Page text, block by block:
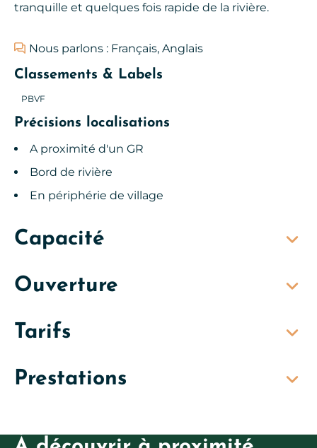
tranquille et quelques fois rapide de la rivière.
Nous parlons : Français, Anglais
Classements & Labels
PBVF
Précisions localisations
A proximité d'un GR
Bord de rivière
En périphérie de village
Capacité
Ouverture
Tarifs
Prestations